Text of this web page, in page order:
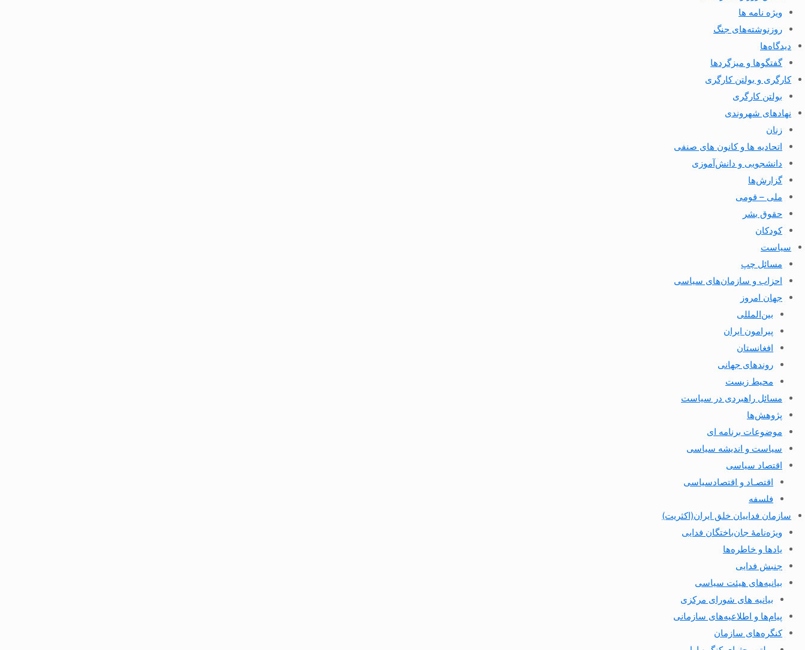
ویژه نامه ها
روزنوشته‌های جنگ
دیدگاه‌ها
گفتگوها و میزگردها
کارگری و بولتن کارگری
بولتن کارگری
نهادهای شهروندی
زنان
اتحادیه ها و کانون های صنفی
دانشجویی و دانش‌آموزی
گزارش‌ها
ملی – قومی
حقوق بشر
کودکان
سیاست
مسائل چپ
احزاب و سازمان‌های سیاسی
جهان امروز
بین‌المللی
پیرامون ایران
افغانستان
روندهای جهانی
محیط زیست
مسائل راهبردی در سیاست
پژوهش‌ها
موضوعات برنامه ای
سیاست و اندیشه سیاسی
اقتصاد سیاسی
اقتصـاد و اقتصاد‌سیاسی
فلسفه
سازمان فداییان خلق ایران(اکثریت)
ویژه‌نامهٔ جان‌باختگان فدایی
یادها و خاطره‌ها
جنبش فدایی
بیانیه‌های هیئت سیاسی
بیانیه های شورای مرکزی
پیام‌ها و اطلاعیه‌های سازمانی
کنگره‌های سازمان